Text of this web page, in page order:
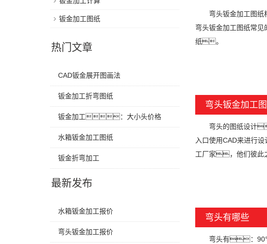
弯头钣金加工图纸
弯头钣金加工图纸常
纸。
弯头钣金加工
弯头的图纸设计
入口使用CAD来进
工厂家，他们彼此
弯头有哪些
弯头有：90°
钣金加工图纸
热门文章
CAD钣金展开图画法
钣金加工折弯图纸
钣金加工：大小头价格
水箱钣金加工图纸
钣金折弯加工
最新发布
水箱钣金加工报价
弯头钣金加工报价